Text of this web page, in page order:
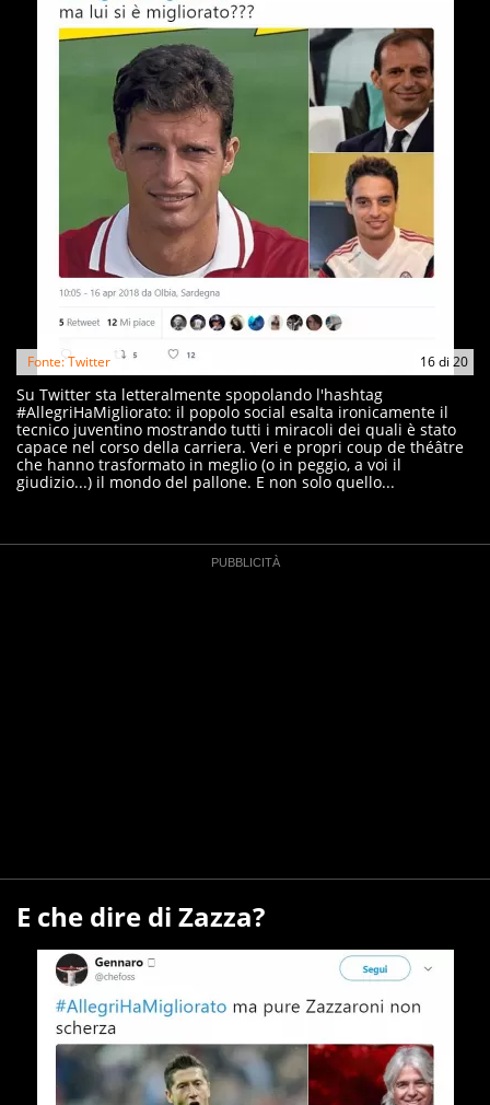
16di 20
Fonte: Twitter
Su Twitter sta letteralmente spopolando l'hashtag
#AllegriHaMigliorato: il popolo social esalta ironicamente il
tecnico juventino mostrando tutti i miracoli dei quali è stato
capace nel corso della carriera. Veri e propri coup de théâtre
che hanno trasformato in meglio (o in peggio, a voi il
giudizio...) il mondo del pallone. E non solo quello...
E che dire di Zazza?